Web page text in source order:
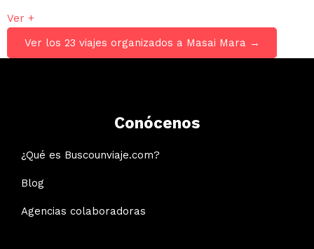
Ver +
Ver los 23 viajes organizados a Masai Mara →
Conócenos
¿Qué es Buscounviaje.com?
Blog
Agencias colaboradoras